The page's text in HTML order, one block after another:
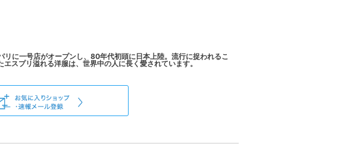
に一号店がオープンし、80年代初頭に日本上陸。流行に捉われるこ